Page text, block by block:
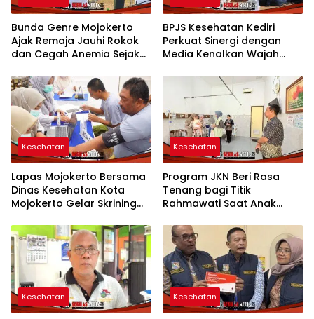
Bunda Genre Mojokerto
Ajak Remaja Jauhi Rokok
dan Cegah Anemia Sejak
BPJS Kesehatan Kediri
Perkuat Sinergi dengan
Media Kenalkan Wajah
Lebih Fleksibel, dan
Berkelanjutan
Kesehatan
Lapas Mojokerto Bersama
Dinas Kesehatan Kota
Mojokerto Gelar Skrining
bagi Warga Binaan
Kesehatan
Program JKN Beri Rasa
Tenang bagi Titik
Rahmawati Saat Anak
Kesehatan Kesehatan